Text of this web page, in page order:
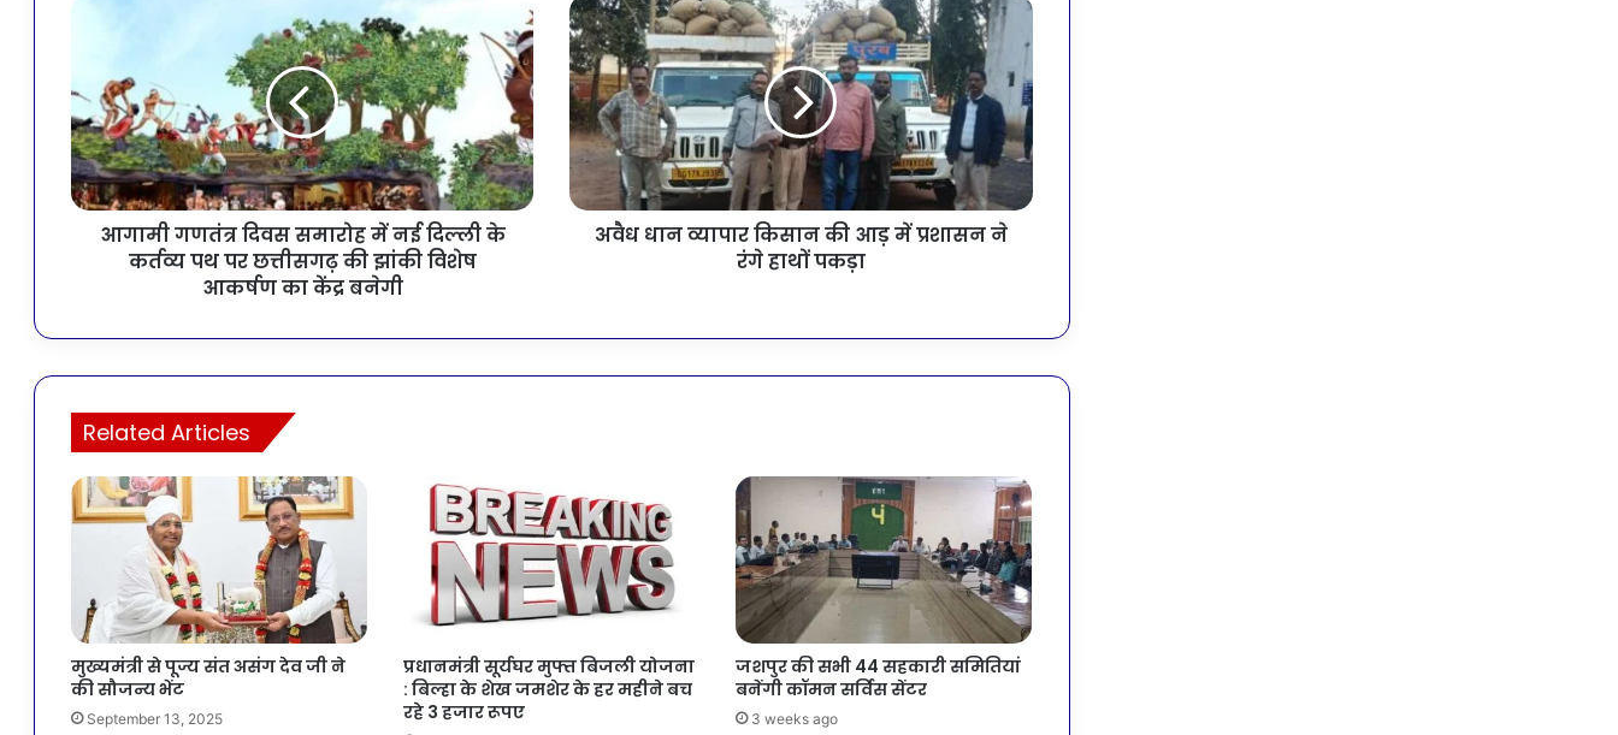
आगामी गणतंत्र दिवस समारोह में नई दिल्ली के
कर्तव्य पथ पर छत्तीसगढ़ की झांकी विशेष
आकर्षण का केंद्र बनेगी
अवैध धान व्यापार किसान की आड़ में प्रशासन ने
रंगे हाथों पकड़ा
Related Articles
मुख्यमंत्री से पूज्य संत असंग देव जी ने
की सौजन्य भेंट
September 13, 2025
प्रधानमंत्री सूर्यघर मुफ्त बिजली योजना
: बिल्हा के शेख जमशेर के हर महीने बच
रहे 3 हजार रूपए
जशपुर की सभी 44 सहकारी समितियां
बनेंगी कॉमन सर्विस सेंटर
3 weeks ago